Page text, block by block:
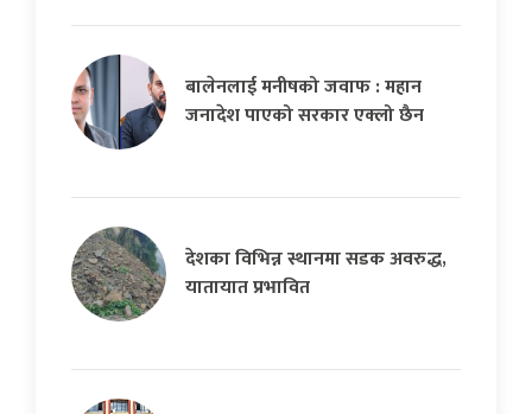
बालेनलाई मनीषको जवाफ : महान
जनादेश पाएको सरकार एक्लो छैन
देशका विभिन्न स्थानमा सडक अवरुद्ध,
यातायात प्रभावित